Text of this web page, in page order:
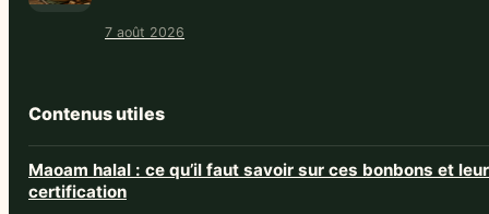
7 août 2026
Contenus utiles
Maoam halal : ce qu’il faut savoir sur ces bonbons et leur
certification